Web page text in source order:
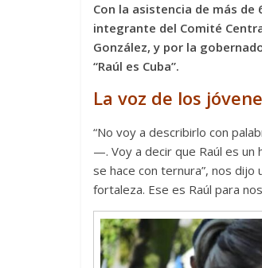
Con la asistencia de más
integrante del Comité
González, y por la
“Raúl es Cuba”.
La voz de los
“No voy a describirlo con
—. Voy a decir que Raúl es un
se hace con ternura”, nos
fortaleza. Ese es Raúl para